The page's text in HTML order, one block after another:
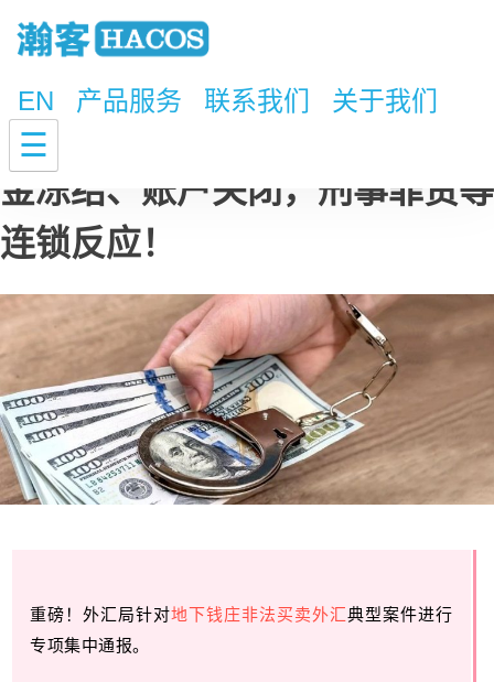
EN 产品服务 联系我们 关于我们
☰
一大波地下钱庄已倒下！警惕资
金冻结、账户关闭，刑事罪责等
连锁反应！
重磅！外汇局针对地下钱庄非法买卖外汇典型案件进行
专项集中通报。